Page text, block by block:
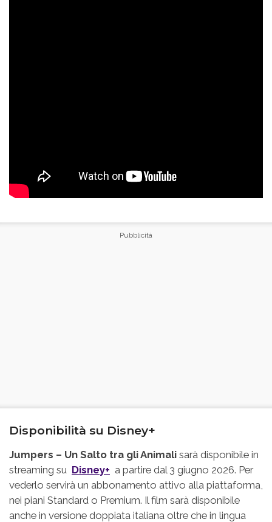
Disponibilità su Disney+
Jumpers – Un Salto tra gli Animali sarà disponibile in
streaming su Disney+ a partire dal 3 giugno 2026. Per
vederlo servirà un abbonamento attivo alla piattaforma,
nei piani Standard o Premium. Il film sarà disponibile
anche in versione doppiata italiana oltre che in lingua